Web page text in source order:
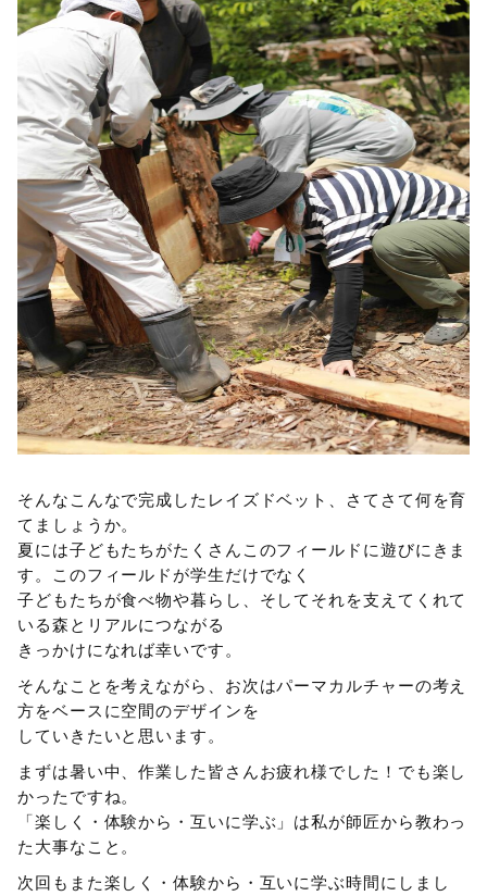
そんなこんなで完成したレイズドベット、さてさて何を育
てましょうか。
夏には子どもたちがたくさんこのフィールドに遊びにきま
す。このフィールドが学生だけでなく
子どもたちが食べ物や暮らし、そしてそれを支えてくれて
いる森とリアルにつながる
きっかけになれば幸いです。
そんなことを考えながら、お次はパーマカルチャーの考え
方をベースに空間のデザインを
していきたいと思います。
まずは暑い中、作業した皆さんお疲れ様でした！でも楽し
かったですね。
「楽しく・体験から・互いに学ぶ」は私が師匠から教わっ
た大事なこと。
次回もまた楽しく・体験から・互いに学ぶ時間にしまし